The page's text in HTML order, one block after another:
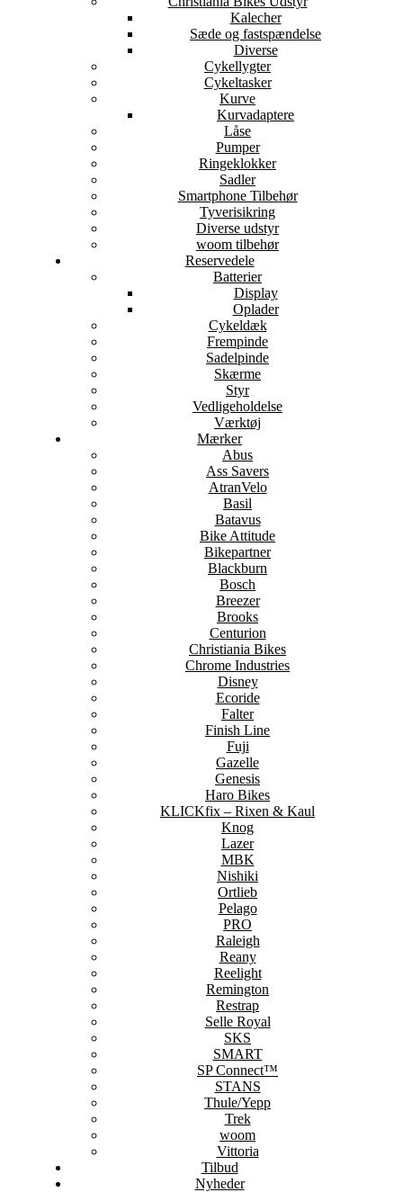
Kalecher
Sæde og fastspændelse
Diverse
Cykellygter
Cykeltasker
Kurve
Kurvadaptere
Låse
Pumper
Ringeklokker
Sadler
Smartphone Tilbehør
Tyverisikring
Diverse udstyr
woom tilbehør
Reservedele
Batterier
Display
Oplader
Cykeldæk
Frempinde
Sadelpinde
Skærme
Styr
Vedligeholdelse
Værktøj
Mærker
Abus
Ass Savers
AtranVelo
Basil
Batavus
Bike Attitude
Bikepartner
Blackburn
Bosch
Breezer
Brooks
Centurion
Christiania Bikes
Chrome Industries
Disney
Ecoride
Falter
Finish Line
Fuji
Gazelle
Genesis
Haro Bikes
KLICKfix – Rixen & Kaul
Knog
Lazer
MBK
Nishiki
Ortlieb
Pelago
PRO
Raleigh
Reany
Reelight
Remington
Restrap
Selle Royal
SKS
SMART
SP Connect™
STANS
Thule/Yepp
Trek
woom
Vittoria
Tilbud
Nyheder